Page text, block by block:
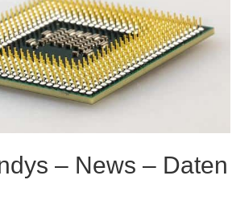
– News – Daten